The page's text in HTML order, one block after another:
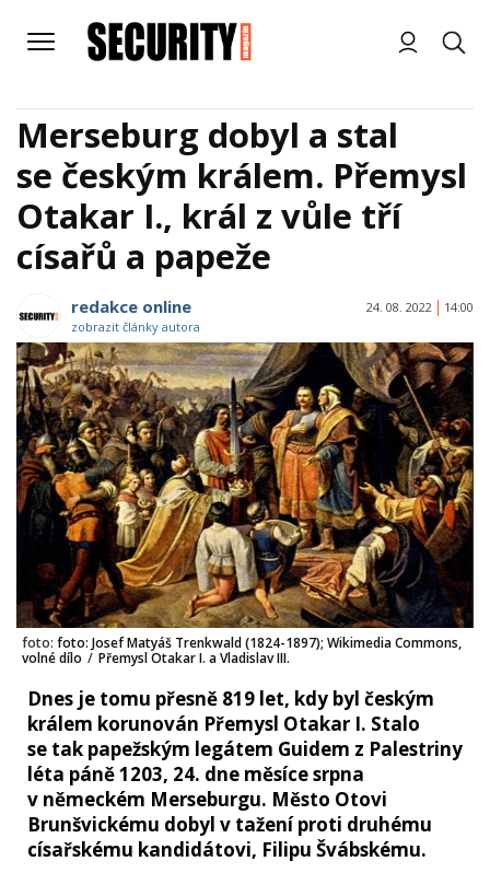
Merseburg dobyl a stal
se českým králem. Přemysl
Otakar I., král z vůle tří
císařů a papeže
redakce online
zobrazit články autora
24. 08. 2022 14:00
foto: foto: Josef Matyáš Trenkwald (1824-1897); Wikimedia Commons,
volné dílo / Přemysl Otakar I. a Vladislav III.
Dnes je tomu přesně 819 let, kdy byl českým
králem korunován Přemysl Otakar I. Stalo
se tak papežským legátem Guidem z Palestriny
léta páně 1203, 24. dne měsíce srpna
v německém Merseburgu. Město Otovi
Brunšvickému dobyl v tažení proti druhému
císařskému kandidátovi, Filipu Švábskému.